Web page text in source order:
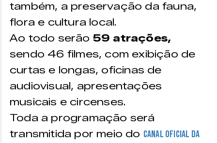
também, a preservação da fauna,
flora e cultura local.
Ao todo serão 59 atrações,
sendo 46 filmes, com exibição de
curtas e longas, oficinas de
audiovisual, apresentações
musicais e circenses.
Toda a programação será
transmitida por meio do canal oficial da